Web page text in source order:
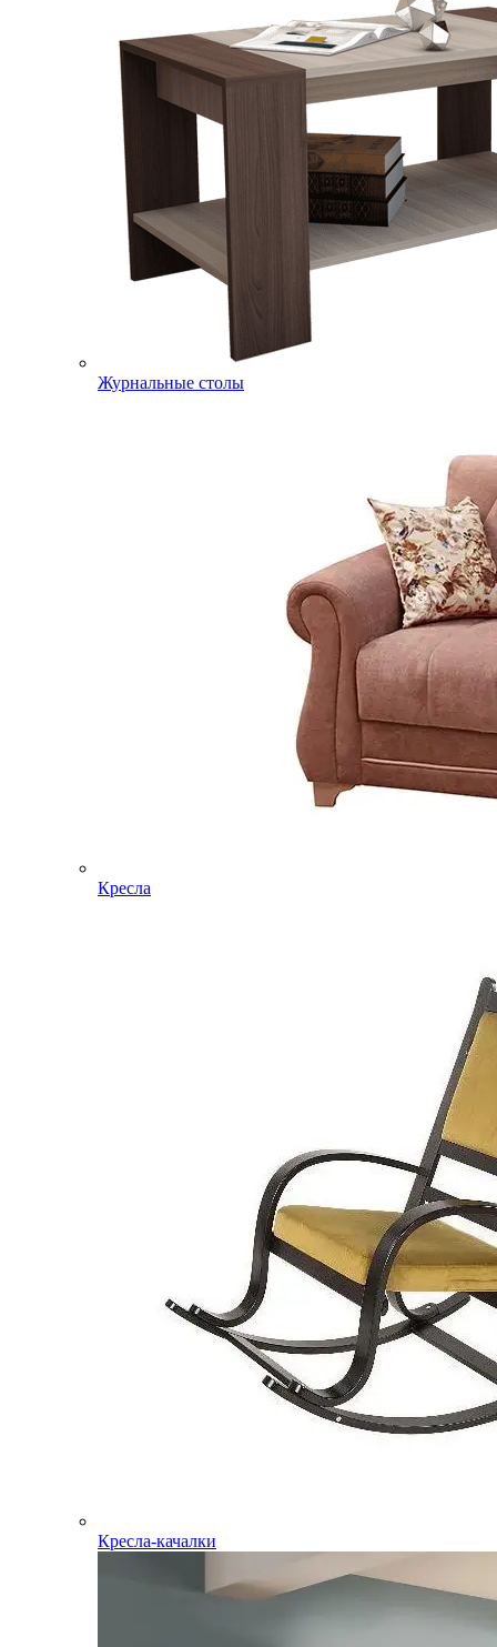
Журнальные столы
Кресла
Кресла-качалки